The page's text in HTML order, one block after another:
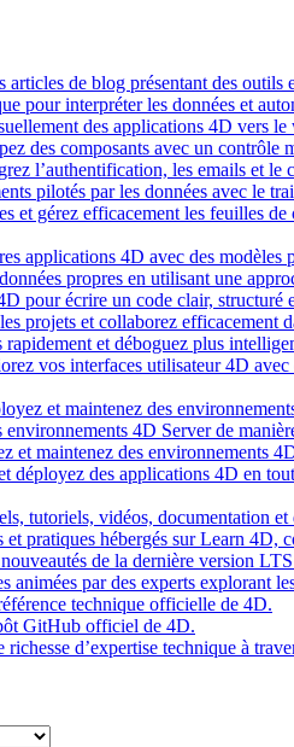
articles de blog présentant des
pour interpréter les données et
des applications 4D vers le
des composants avec un contrôle
l’authentification, les emails et le
pilotés par les données avec le
et gérez efficacement les feuilles de
applications 4D avec des modèles
propres en utilisant une
pour écrire un code clair, structuré
projets et collaborez efficacement
et déboguez plus
vos interfaces utilisateur 4D avec
et maintenez des
environnements 4D Server de
et maintenez des environnements
déployez des applications 4D en
tutoriels, vidéos, documentation
et pratiques hébergés sur Learn 4D,
de la dernière version
animées par des experts explorant
technique officielle de 4D.
GitHub officiel de 4D.
d’expertise technique à